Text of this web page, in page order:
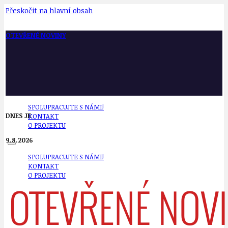
Přeskočit na hlavní obsah
OTEVŘENÉ NOVINY
SPOLUPRACUJTE S NÁMI!
KONTAKT
O PROJEKTU
SPOLUPRACUJTE S NÁMI!
KONTAKT
O PROJEKTU
DNES JE
9.8.2026